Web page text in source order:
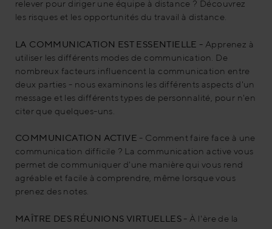
relever pour diriger une équipe à distance ? Découvrez
les risques et les opportunités du travail à distance.
LA COMMUNICATION EST ESSENTIELLE - Apprenez à
utiliser les différents modes de communication. De
nombreux facteurs influencent la communication entre
deux parties - nous examinons les différents aspects d'un
message et les différents types de personnalité, pour n'en
citer que quelques-uns.
COMMUNICATION ACTIVE - Comment faire face à une
communication difficile ? La communication active vous
permet de communiquer d'une manière qui vous rend
agréable et facile à comprendre, même lorsque vous
prenez des notes.
MAÎTRE DES RÉUNIONS VIRTUELLES - À l'ère de la